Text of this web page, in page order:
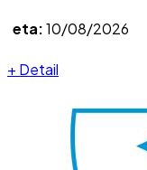
eta:10/08/2026
+ Detail